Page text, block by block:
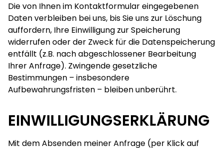
Die von Ihnen im Kontaktformular eingegebenen
Daten verbleiben bei uns, bis Sie uns zur Löschung
auffordern, Ihre Einwilligung zur Speicherung
widerrufen oder der Zweck für die Datenspeicherung
entfällt (z.B. nach abgeschlossener Bearbeitung
Ihrer Anfrage). Zwingende gesetzliche
Bestimmungen – insbesondere
Aufbewahrungsfristen – bleiben unberührt.
EINWILLIGUNGSERKLÄRUNG
Mit dem Absenden meiner Anfrage (per Klick auf